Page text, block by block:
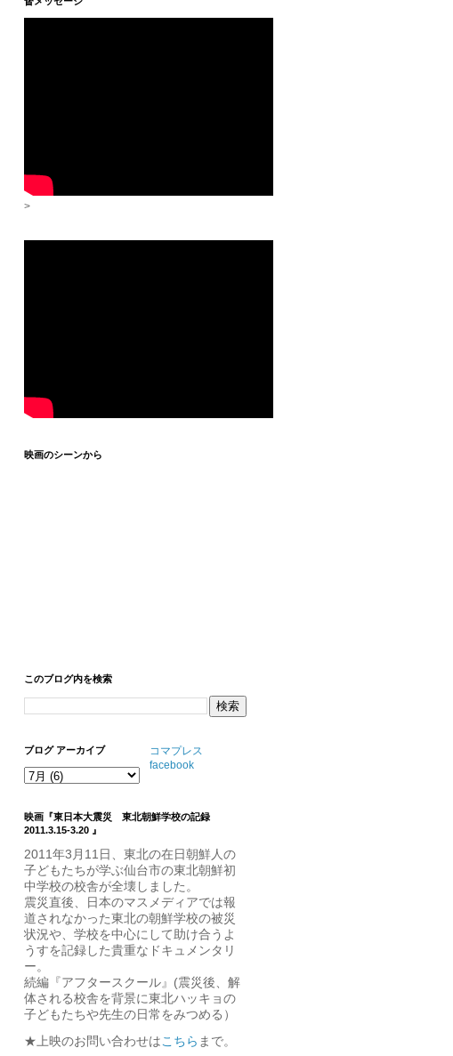
>
映画のシーンから
このブログ内を検索
ブログ アーカイブ
コマプレス
facebook
映画『東日本大震災 東北朝鮮学校の記録
2011.3.15-3.20 』
2011年3月11日、東北の在日朝鮮人の
子どもたちが学ぶ仙台市の東北朝鮮初
中学校の校舎が全壊しました。
震災直後、日本のマスメディアでは報
道されなかった東北の朝鮮学校の被災
状況や、学校を中心にして助け合うよ
うすを記録した貴重なドキュメンタリ
ー。
続編『アフタースクール』(震災後、解
体される校舎を背景に東北ハッキョの
子どもたちや先生の日常をみつめる）
★上映のお問い合わせはこちら まで。